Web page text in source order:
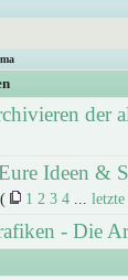
der
Ideen &
( 1 2 3 4 letzte
- Die